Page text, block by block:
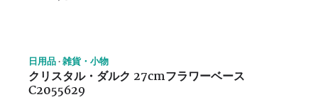
日用品 雑貨・小物
クリスタル・ダルク 27cmフラワーベース
C2055629